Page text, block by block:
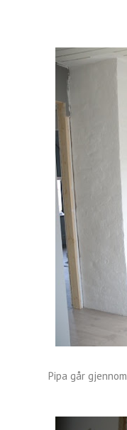
Pipa går